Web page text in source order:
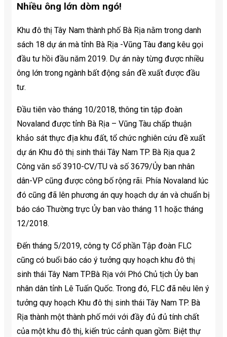
Nhiều ông lớn dòm ngó!
Khu đô thị Tây Nam thành phố Bà Rịa nằm trong danh
sách 18 dự án mà tỉnh Bà Rịa -Vũng Tàu đang kêu gọi
đầu tư hồi đầu năm 2019. Dự án này từng được nhiều
ông lớn trong ngành bất động sản đề xuất được đầu
tư.
Đầu tiên vào tháng 10/2018, thông tin tập đoàn
Novaland được tỉnh Bà Rịa – Vũng Tàu chấp thuận
khảo sát thực địa khu đất, tổ chức nghiên cứu đề xuất
dự án Khu đô thị sinh thái Tây Nam TP. Bà Rịa qua 2
Công văn số 3910-CV/TU và số 3679/Ủy ban nhân
dân-VP cũng được công bố rộng rãi. Phía Novaland lúc
đó cũng đã lên phương án quy hoạch dự án và chuẩn bị
báo cáo Thường trực Ủy ban vào tháng 11 hoặc tháng
12/2018.
Đến tháng 5/2019, công ty Cổ phần Tập đoàn FLC
cũng có buổi báo cáo ý tưởng quy hoạch khu đô thị
sinh thái Tây Nam TP.Bà Rịa với Phó Chủ tịch Ủy ban
nhân dân tỉnh Lê Tuấn Quốc. Trong đó, FLC đã nêu lên ý
tưởng quy hoạch Khu đô thị sinh thái Tây Nam TP. Bà
Rịa thành một thành phố mới với đầy đủ đủ tính chất
của một khu đô thị, kiến trúc cảnh quan gồm: Biệt thự